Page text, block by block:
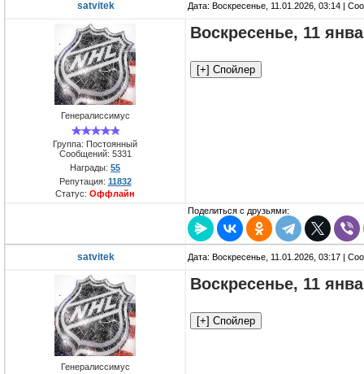
satvitek Дата: Воскресенье, 11.01.2026, 03:14 |
Генералиссимус
Группа: Постоянный
Сообщений: 5331
Награды: 55
Репутация: 11832
Статус: Оффлайн
Воскресенье, 11
Поделиться с друзьями:
satvitek Дата: Воскресенье, 11.01.2026, 03:17 |
Генералиссимус
Воскресенье, 11